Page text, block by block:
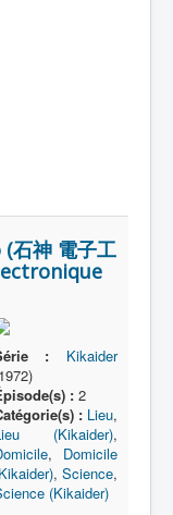
石神 電子工
:
Kikaider
:2
: Lieu,
(Kikaider),
, Domicile
, Science,
(Kikaider)